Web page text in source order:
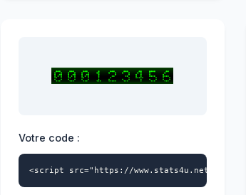
id="4228404541" data-style="109" async></
Votre code :
<script src="https://www.stats4u.net/s4u.js"